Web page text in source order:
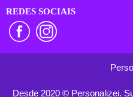
REDES SOCIAIS
Desde 2020 © Personalizei.